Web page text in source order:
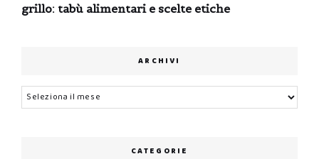
grillo: tabù alimentari e scelte etiche
ARCHIVI
Archivi
CATEGORIE